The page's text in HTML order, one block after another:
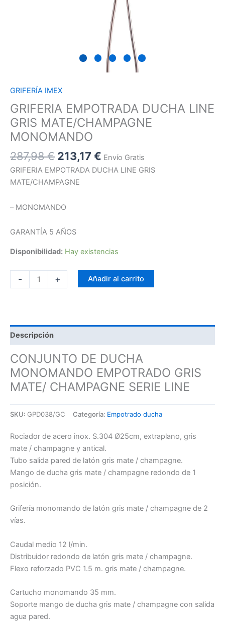
GRIFERÍA IMEX
GRIFERIA EMPOTRADA DUCHA LINE
GRIS MATE/CHAMPAGNE
MONOMANDO
287,98€ 213,17 € Envío Gratis
GRIFERIA EMPOTRADA DUCHA LINE GRIS
MATE/CHAMPAGNE
– MONOMANDO
GARANTÍA 5 AÑOS
Disponibilidad: Hay existencias
- + Añadir al carrito
Descripción
CONJUNTO DE DUCHA
MONOMANDO EMPOTRADO GRIS
MATE/ CHAMPAGNE SERIE LINE
SKU: GPD038/GC Categoría: Empotrado ducha
Rociador de acero inox. S.304 Ø25cm, extraplano, gris
mate / champagne y antical.
Tubo salida pared de latón gris mate / champagne.
Mango de ducha gris mate / champagne redondo de 1
posición.
Grifería monomando de latón gris mate / champagne de 2
vías.
Caudal medio 12 l/min.
Distribuidor redondo de latón gris mate / champagne.
Flexo reforzado PVC 1.5 m. gris mate / champagne.
Cartucho monomando 35 mm.
Soporte mango de ducha gris mate / champagne con salida
agua pared.